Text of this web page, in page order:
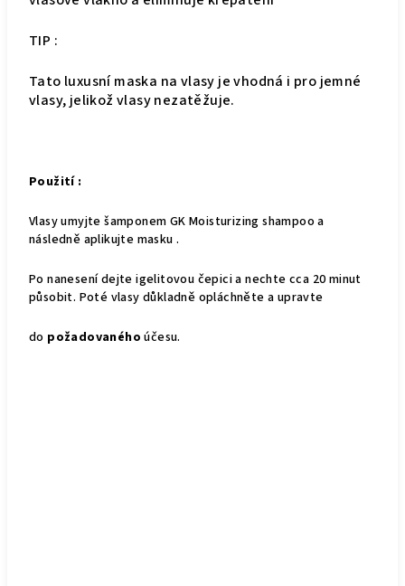
TIP :
Tato luxusní maska na vlasy je vhodná i pro jemné
vlasy, jelikož vlasy nezatěžuje.
Použití :
Vlasy umyjte šamponem GK Moisturizing shampoo a
následně aplikujte masku .
Po nanesení dejte igelitovou čepici a nechte cca 20 minut
působit. Poté vlasy důkladně opláchněte a upravte
do požadovaného účesu.